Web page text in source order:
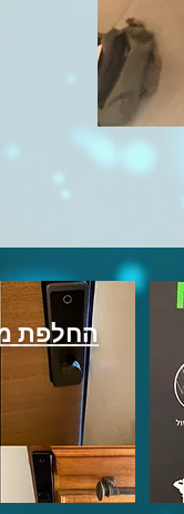
החלפת